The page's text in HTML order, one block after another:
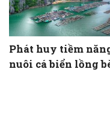
Phát huy tiềm
nuôi cá biển lồng